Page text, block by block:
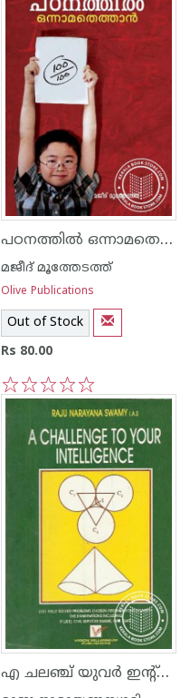
പഠനത്തില്‍ ഒന്നാമതെത്താന്‍
മജീദ് മൂത്തേടത്ത്
Olive Publications
Out of Stock
Rs 80.00
5
4
3
2
1
എ ചലഞ്ച് യുവര്‍ ഇന്റ്റെല്ലിജെ‌ന്‍സ്